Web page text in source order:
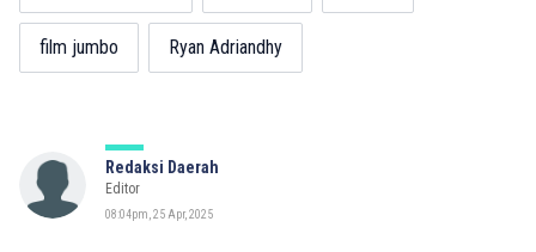
film jumbo Ryan Adriandhy
Redaksi Daerah
Editor
08:04pm, 25 Apr, 2025